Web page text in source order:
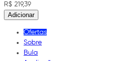
R$ 219,39
Adicionar
Ofertas
Sobre
Bula